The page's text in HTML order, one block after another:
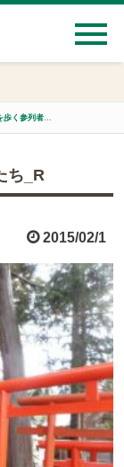
列者たち_R
ち_R
2015/02/1